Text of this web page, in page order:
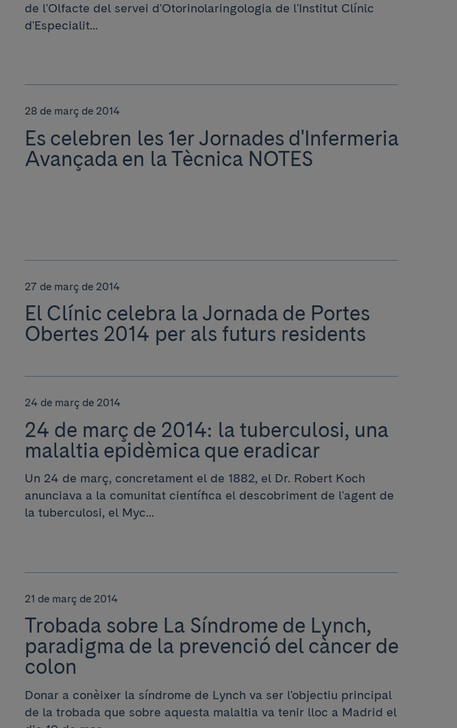
de l'Olfacte del servei d'Otorinolaringologia de l'Institut Clínic
d'Especialit...
28 de març de 2014
Es celebren les 1er Jornades d'Infermeria
Avançada en la Tècnica NOTES
27 de març de 2014
El Clínic celebra la Jornada de Portes
Obertes 2014 per als futurs residents
24 de març de 2014
24 de març de 2014: la tuberculosi, una
malaltia epidèmica que eradicar
Un 24 de març, concretament el de 1882, el Dr. Robert Koch
anunciava a la comunitat científica el descobriment de l'agent de
la tuberculosi, el Myc...
21 de març de 2014
Trobada sobre La Síndrome de Lynch,
paradigma de la prevenció del càncer de
colon
Donar a conèixer la síndrome de Lynch va ser l'objectiu principal
de la trobada que sobre aquesta malaltia va tenir lloc a Madrid el